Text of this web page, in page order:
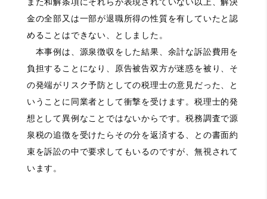
金の全部又は一部が退職所得の性質を有していたと認
めることはできない、としました。
本事例は、源泉徴収をした結果、余計な訴訟費用を
負担することになり、原告被告双方が迷惑を被り、そ
の発端がリスク予防としての税理士の意見だった、と
いうことに同業者として衝撃を受けます。税理士的発
想として異例なことではないからです。税務調査で源
泉税の追徴を受けたらその分を返済する、との書面約
束を訴訟の中で要求してもいるのですが、無視されて
います。